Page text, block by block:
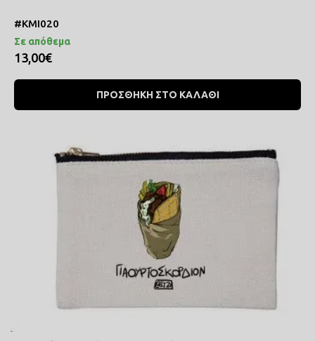
#ΚΜΙ020
Σε απόθεμα
13,00€
ΠΡΟΣΘΗΚΗ ΣΤΟ ΚΑΛΑΘΙ